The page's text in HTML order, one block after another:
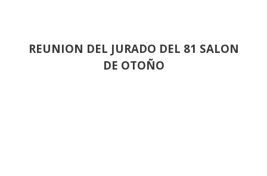
REUNION DEL JURADO DEL 81 SALON
DE OTOÑO